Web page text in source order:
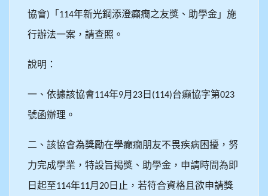
協會) 「 114年新光鋼添澄癲癇之友獎、助學金」施
行辦法一案，請查照。
說明：
一、依據該協會114年9月 23 日 (114)台癲協字第023
號函辦理。
二、該協會為獎勵在學癲癇朋友不畏疾病困擾，努
力完成學業，特設旨揭獎、助學金，申請時間為即
日起至114年11月 20 日止，若符合資格且欲申請獎